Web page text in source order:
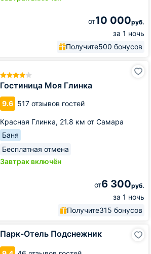
от10 000руб.
за 1 ночь
Получите500 бонусов
Гостиница Моя Глинка
9.6 517 отзывов гостей
Красная Глинка, 21.8 км от Самара
Баня
Бесплатная отмена
Завтрак включён
от6 300руб.
за 1 ночь
Получите315 бонусов
Парк-Отель Подснежник